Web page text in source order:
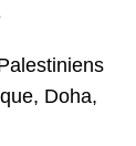
Doha,